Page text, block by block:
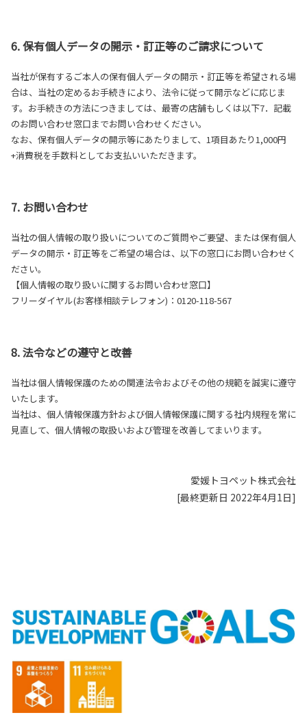
6. 保有個人データの開示・訂正等のご請求について
当社が保有するご本人の保有個人データの開示・訂正等を希望される場
合は、当社の定めるお手続きにより、法令に従って開示などに応じま
す。お手続きの方法につきましては、最寄の店舗もしくは以下7．記載
のお問い合わせ窓口までお問い合わせください。
なお、保有個人データの開示等にあたりまして、1項目あたり1,000円
+消費税を手数料としてお支払いいただきます。
7. お問い合わせ
当社の個人情報の取り扱いについてのご質問やご要望、または保有個人
データの開示・訂正等をご希望の場合は、以下の窓口にお問い合わせく
ださい。
【個人情報の取り扱いに関するお問い合わせ窓口】
フリーダイヤル(お客様相談テレフォン)：0120-118-567
8. 法令などの遵守と改善
当社は個人情報保護のための関連法令およびその他の規範を誠実に遵守
いたします。
当社は、個人情報保護方針および個人情報保護に関する社内規程を常に
見直して、個人情報の取扱いおよび管理を改善してまいります。
愛媛トヨペット株式会社
[最終更新日 2022年4月1日]